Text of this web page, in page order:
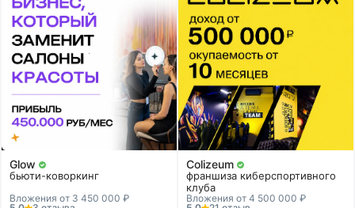
Glow
бьюти-коворкинг
Вложения от 3 450 000 ₽
Colizeum
франшиза киберспортивного
клуба
Вложения от 4 500 000 ₽